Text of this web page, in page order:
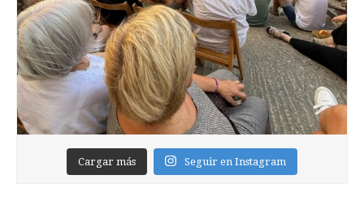
Cargar más Seguir en Instagram